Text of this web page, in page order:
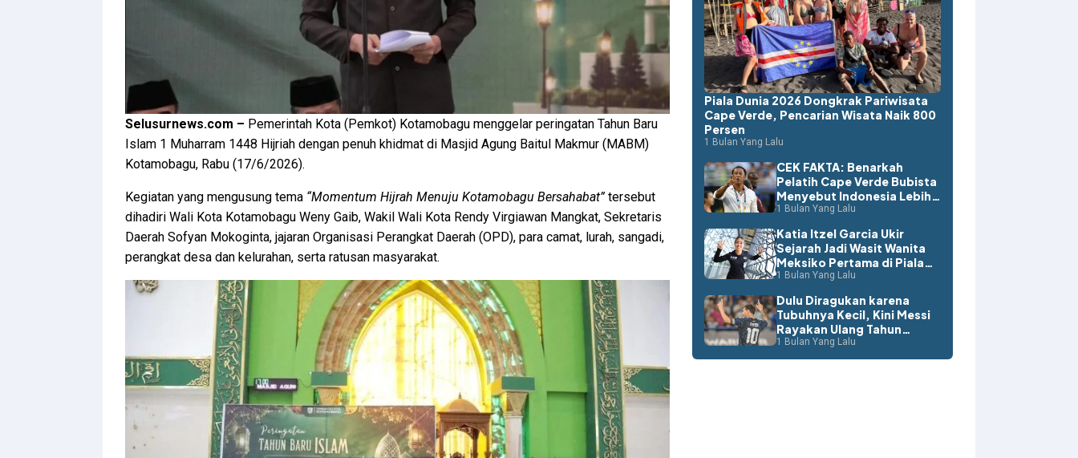
Selusurnews.com – Pemerintah Kota (Pemkot) Kotamobagu menggelar peringatan Tahun Baru
Islam 1 Muharram 1448 Hijriah dengan penuh khidmat di Masjid Agung Baitul Makmur (MABM)
Kotamobagu, Rabu (17/6/2026).
Kegiatan yang mengusung tema “Momentum Hijrah Menuju Kotamobagu Bersahabat”tersebut
dihadiri Wali Kota Kotamobagu Weny Gaib, Wakil Wali Kota Rendy Virgiawan Mangkat, Sekretaris
Daerah Sofyan Mokoginta, jajaran Organisasi Perangkat Daerah (OPD), para camat, lurah, sangadi,
perangkat desa dan kelurahan, serta ratusan masyarakat.
Piala Dunia 2026 Dongkrak Pariwisata
Cape Verde, Pencarian Wisata Naik 800
Persen
1 Bulan Yang Lalu
CEK FAKTA: Benarkah
Pelatih Cape Verde Bubista
Menyebut Indonesia Lebih
Layak ke Piala Dunia?
1 Bulan Yang Lalu
Katia Itzel Garcia Ukir
Sejarah Jadi Wasit Wanita
Meksiko Pertama di Piala
Dunia
1 Bulan Yang Lalu
Dulu Diragukan karena
Tubuhnya Kecil, Kini Messi
Rayakan Ulang Tahun
dengan Rekor Dunia
1 Bulan Yang Lalu